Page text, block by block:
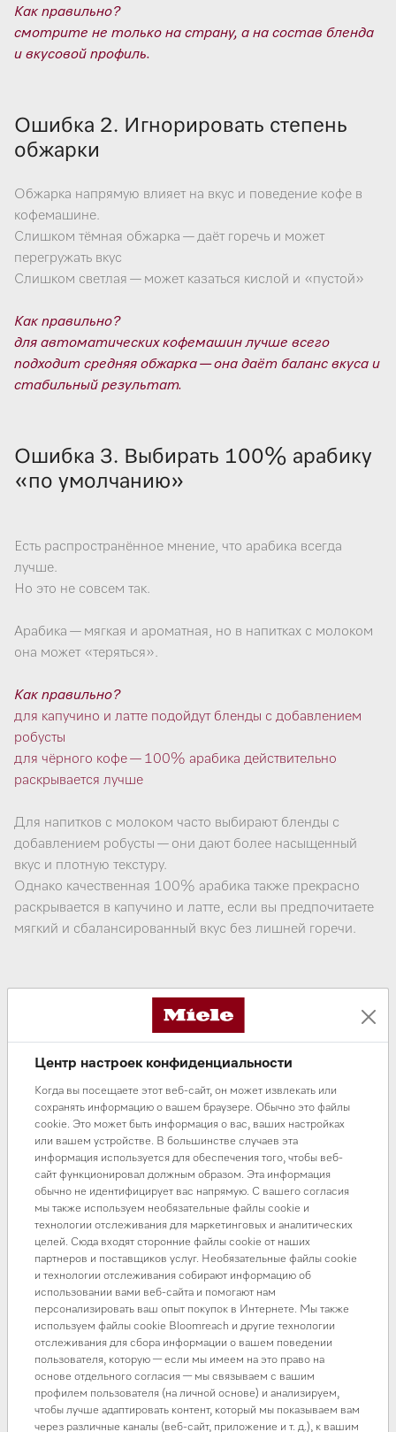
Как правильно?
смотрите не только на страну, а на состав бленда
и вкусовой профиль.
Ошибка 2. Игнорировать степень
обжарки
Обжарка напрямую влияет на вкус и поведение кофе в
кофемашине.
Слишком тёмная обжарка — даёт горечь и может
перегружать вкус
Слишком светлая — может казаться кислой и «пустой»
Как правильно?
для автоматических кофемашин лучше всего
подходит средняя обжарка — она даёт баланс вкуса и
стабильный результат.
Ошибка 3. Выбирать 100% арабику
«по умолчанию»
Есть распространённое мнение, что арабика всегда
лучше.
Но это не совсем так.
Арабика — мягкая и ароматная, но в напитках с молоком
она может «теряться».
Как правильно?
для капучино и латте подойдут бленды с добавлением
робусты
для чёрного кофе — 100% арабика действительно
раскрывается лучше
Для напитков с молоком часто выбирают бленды с
добавлением робусты — они дают более насыщенный
вкус и плотную текстуру.
Однако качественная 100% арабика также прекрасно
раскрывается в капучино и латте, если вы предпочитаете
мягкий и сбалансированный вкус без лишней горечи.
Ошибка 4. Использовать один и тот
же кофе без настройки
Часто ожидают, что кофе «сам раскроется». Но даже
идеальный бленд можно испортить неправильными
настройками — или, наоборот, улучшить вкус простого
кофе.
Как правильно?
подстраивайте:
помол
температуру
объём воды
Иногда достаточно одного изменения, чтобы вкус стал
заметно лучше.
Какие доступны настройки показали в этомвидео
Центр настроек конфиденциальности
Когда вы посещаете этот веб-сайт, он может извлекать или
сохранять информацию о вашем браузере. Обычно это файлы
cookie. Это может быть информация о вас, ваших настройках
или вашем устройстве. В большинстве случаев эта
информация используется для обеспечения того, чтобы веб-
сайт функционировал должным образом. Эта информация
обычно не идентифицирует вас напрямую. С вашего согласия
мы также используем необязательные файлы cookie и
технологии отслеживания для маркетинговых и аналитических
целей. Сюда входят сторонние файлы cookie от наших
партнеров и поставщиков услуг. Необязательные файлы cookie
и технологии отслеживания собирают информацию об
использовании вами веб-сайта и помогают нам
персонализировать ваш опыт покупок в Интернете. Мы также
используем файлы cookie Bloomreach и другие технологии
отслеживания для сбора информации о вашем поведении
пользователя, которую — если мы имеем на это право на
основе отдельного согласия — мы связываем с вашим
профилем пользователя (на личной основе) и анализируем,
чтобы лучше адаптировать контент, который мы показываем вам
через различные каналы (веб-сайт, приложение и т. д.), к вашим